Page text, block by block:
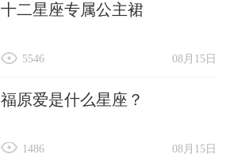
十二星座专属公主裙
08月15日
5546
福原爱是什么星座？
08月15日
1486